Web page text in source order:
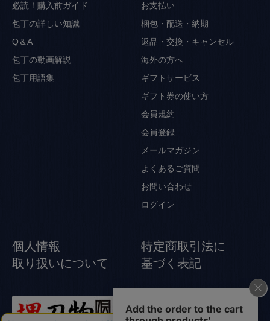
必読！購入前ガイド
包丁の詳しい知識
Q＆A
包丁の動画解説
包丁用語集
お支払い
梱包・配送・納期
返品・交換・キャンセル
海外の方へ
ギフトサービス
ギフト券の使い方
会員規約
会員登録
メールマガジン
よくあるご質問
お問い合わせ
ログイン
個人情報
取り扱いについて
特定商取引法に
基づく表記